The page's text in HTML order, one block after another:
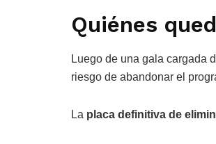
Quiénes
Luego de una gala cargada
riesgo de abandonar el
La placa definitiva de